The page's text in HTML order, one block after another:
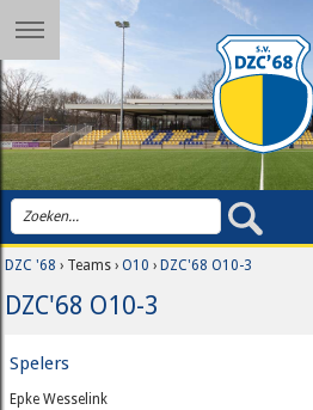
DZC '68 › Teams ›O10 ›DZC'68 O10-3
DZC'68 O10-3
Spelers
Epke Wesselink